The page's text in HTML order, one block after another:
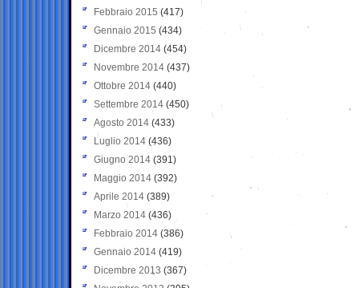
Febbraio 2015 (417)
Gennaio 2015 (434)
Dicembre 2014 (454)
Novembre 2014 (437)
Ottobre 2014 (440)
Settembre 2014 (450)
Agosto 2014 (433)
Luglio 2014 (436)
Giugno 2014 (391)
Maggio 2014 (392)
Aprile 2014 (389)
Marzo 2014 (436)
Febbraio 2014 (386)
Gennaio 2014 (419)
Dicembre 2013 (367)